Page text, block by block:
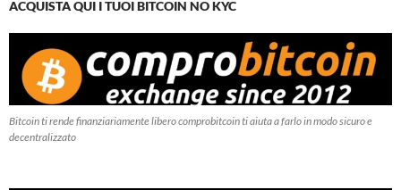
ACQUISTA QUI I TUOI BITCOIN NO KYC
Bitcoin ti rende finanziariamente libero comprobitcoin ti aiuta a farlo in modo sicuro e
decentralizzato